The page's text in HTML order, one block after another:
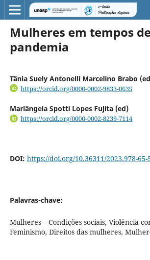
Mulheres em tempos
pandemia
Tânia Suely Antonelli Marcelino Brabo
https://orcid.org/0000-0002-9833-0635
Mariângela Spotti Lopes Fujita (ed)
https://orcid.org/0000-0002-8239-7114
DOI: https://doi.org/10.36311/2023.978-65-
Palavras-chave:
Mulheres – Condições sociais, Violência
Feminismo, Direitos das mulheres,